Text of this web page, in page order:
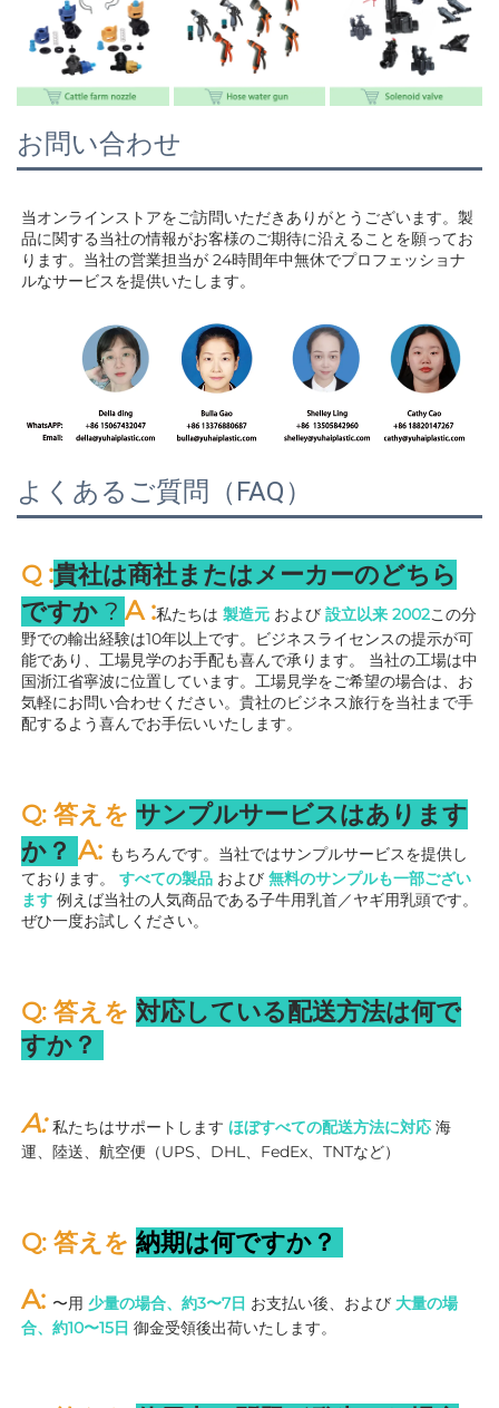
お問い合わせ
当オンラインストアをご訪問いただきありがとうございます。製
品に関する当社の情報がお客様のご期待に沿えることを願ってお
ります。当社の営業担当が 24時間年中無休でプロフェッショナ
ルなサービスを提供いたします。
よくあるご質問（FAQ）
Q :貴社は商社またはメーカーのどちら
ですか ? A :私たちは 製造元 および 設立以来 2002この分
野での輸出経験は10年以上です。ビジネスライセンスの提示が可
能であり、工場見学のお手配も喜んで承ります。 当社の工場は中
国浙江省寧波に位置しています。工場見学をご希望の場合は、お
気軽にお問い合わせください。貴社のビジネス旅行を当社まで手
配するよう喜んでお手伝いいたします。
Q: 答えを サンプルサービスはあります
か？ A: もちろんです。当社ではサンプルサービスを提供し
ております。 すべての製品 および 無料のサンプルも一部ござい
ます 例えば当社の人気商品である子牛用乳首／ヤギ用乳頭です。
ぜひ一度お試しください。
Q: 答えを 対応している配送方法は何で
すか？
A: 私たちはサポートします ほぼすべての配送方法に対応 海
運、陸送、航空便（UPS、DHL、FedEx、TNTなど）
Q: 答えを 納期は何ですか？
A: 〜用 少量の場合、約3〜7日 お支払い後、および 大量の場
合、約10〜15日 御金受領後出荷いたします。